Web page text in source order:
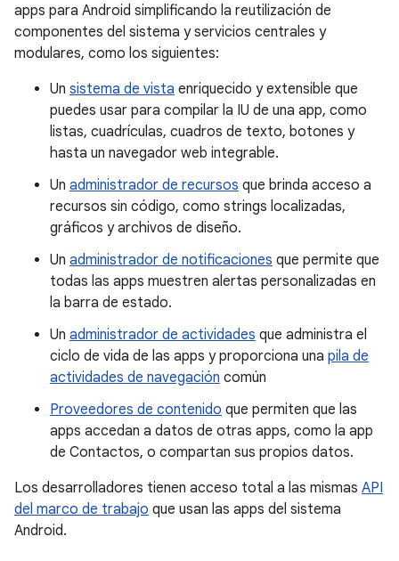
apps para Android simplificando la reutilización de
componentes del sistema y servicios centrales y
modulares, como los siguientes:
Un sistema de vista enriquecido y extensible que
puedes usar para compilar la IU de una app, como
listas, cuadrículas, cuadros de texto, botones y
hasta un navegador web integrable.
Un administrador de recursos que brinda acceso a
recursos sin código, como strings localizadas,
gráficos y archivos de diseño.
Un administrador de notificaciones que permite que
todas las apps muestren alertas personalizadas en
la barra de estado.
Un administrador de actividades que administra el
ciclo de vida de las apps y proporciona una pila de
actividades de navegación común
Proveedores de contenido que permiten que las
apps accedan a datos de otras apps, como la app
de Contactos, o compartan sus propios datos.
Los desarrolladores tienen acceso total a las mismas API
del marco de trabajo que usan las apps del sistema
Android.